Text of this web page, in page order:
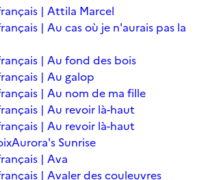
| Attila Marcel
| Au cas où je n'aurais pas la
| Au fond des bois
| Au galop
| Au nom de ma fille
| Au revoir là-haut
| Au revoir là-haut
Aurora's Sunrise
| Ava
| Avaler des couleuvres